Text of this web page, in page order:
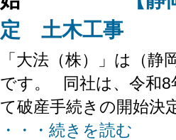
定 土木工事
「大法（株）」は（
です。 同社は、令和8
て破産手続きの開始決
・・・続きを読む